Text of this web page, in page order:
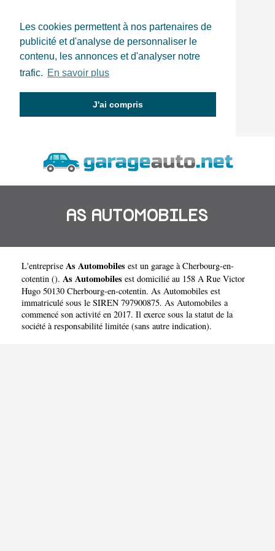
Les cookies permettent à nos partenaires de
publicité et d'analyse de personnaliser le
contenu, les annonces et d'analyser notre
trafic. En savoir plus
J'ai compris
AS AUTOMOBILES
L'entreprise As Automobiles est un garage à Cherbourg-en-
cotentin (). As Automobiles est domicilié au 158 A Rue Victor
Hugo 50130 Cherbourg-en-cotentin. As Automobiles est
immatriculé sous le SIREN 797900875. As Automobiles a
commencé son activité en 2017. Il exerce sous la statut de la
société à responsabilité limitée (sans autre indication).